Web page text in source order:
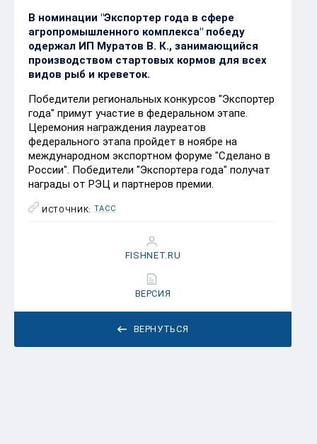
В номинации "Экспортер года в сфере
агропромышленного комплекса" победу
одержал ИП Муратов В. К., занимающийся
производством стартовых кормов для всех
видов рыб и креветок.
Победители региональных конкурсов "Экспортер
года" примут участие в федеральном этапе.
Церемония награждения лауреатов
федерального этапа пройдет в ноябре на
международном экспортном форуме "Сделано в
России". Победители "Экспортера года" получат
награды от РЭЦ и партнеров премии.
ИСТОЧНИК: ТАСС
ВЕРНУТЬСЯ
FISHNET.RU
ВЕРСИЯ